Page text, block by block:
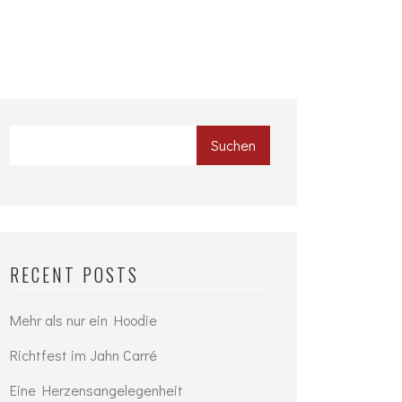
Suchen
RECENT POSTS
Mehr als nur ein Hoodie
Richtfest im Jahn Carré
Eine Herzensangelegenheit